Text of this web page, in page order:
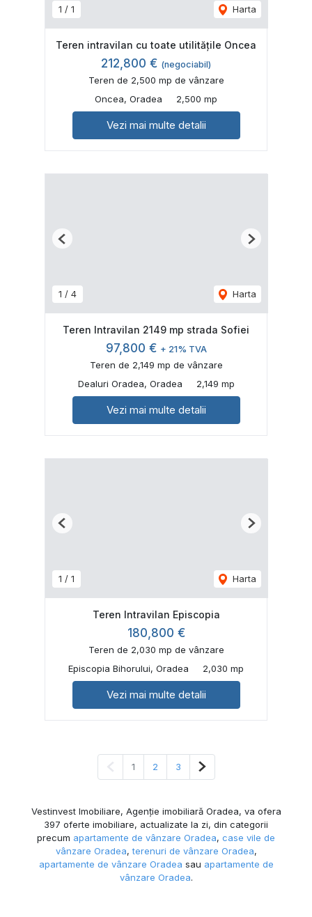
1 / 1 Harta
Teren intravilan cu toate utilitățile Oncea
212,800 € (negociabil)
Teren de 2,500 mp de vânzare
Oncea, Oradea
2,500 mp
Vezi mai multe detalii
1 / 4 Harta
Previous Next
Teren Intravilan 2149 mp strada Sofiei
97,800 € + 21% TVA
Teren de 2,149 mp de vânzare
Dealuri Oradea, Oradea
2,149 mp
Vezi mai multe detalii
1 / 1 Harta
Previous Next
Teren Intravilan Episcopia
180,800 €
Teren de 2,030 mp de vânzare
Episcopia Bihorului, Oradea
2,030 mp
Vezi mai multe detalii
Pagina anterioară
1 2 3 Pagina următoare
Vestinvest Imobiliare, Agenție imobiliară Oradea, va ofera
397 oferte imobiliare, actualizate la zi, din categorii
precum apartamente de vânzare Oradea, case vile de
vânzare Oradea,terenuri de vânzare Oradea,
apartamente de vânzare Oradea sau apartamente de
vânzare Oradea.